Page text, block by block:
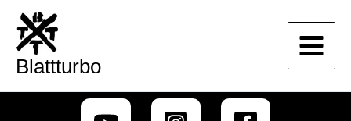
Zum
Inhalt
springen
Blattturbo